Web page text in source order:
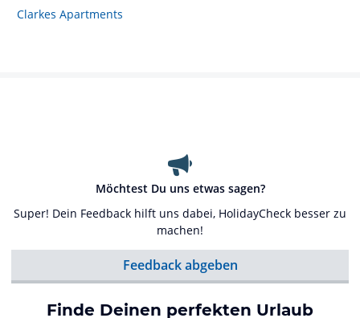
Clarkes Apartments
Möchtest Du uns etwas sagen?
Super! Dein Feedback hilft uns dabei, HolidayCheck besser zu
machen!
Feedback abgeben
Finde Deinen perfekten Urlaub